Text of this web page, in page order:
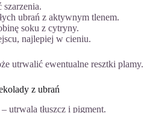
szarzenia.
ubrań z aktywnym tlenem.
soku z cytryny.
najlepiej w cieniu.
utrwalić ewentualne resztki plamy.
z ubrań
utrwala tłuszcz i pigment.